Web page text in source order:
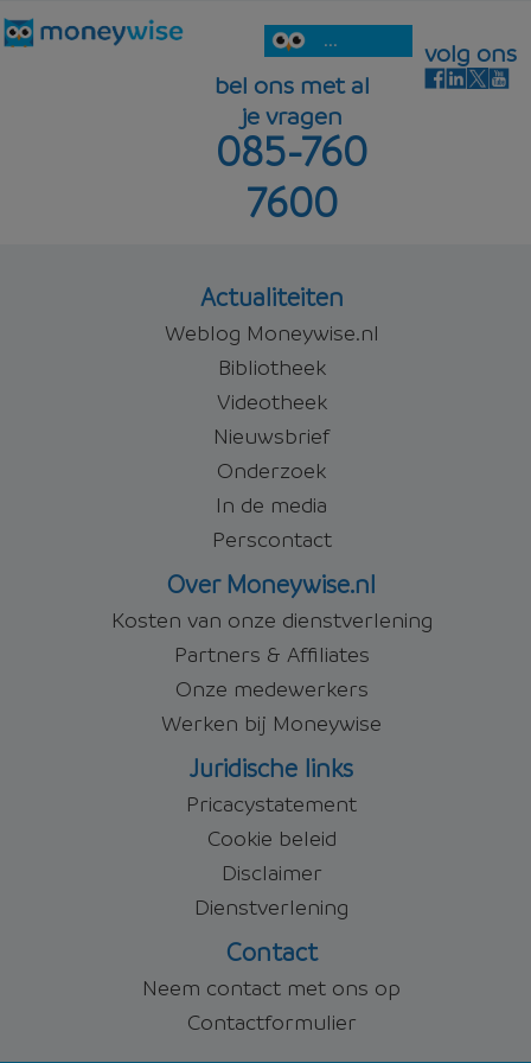
...
bel ons met al
je vragen
085-760
7600
volg ons
Actualiteiten
Weblog Moneywise.nl
Bibliotheek
Videotheek
Nieuwsbrief
Onderzoek
In de media
Perscontact
Over Moneywise.nl
Kosten van onze dienstverlening
Partners & Affiliates
Onze medewerkers
Werken bij Moneywise
Juridische links
Pricacystatement
Cookie beleid
Disclaimer
Dienstverlening
Contact
Neem contact met ons op
Contactformulier